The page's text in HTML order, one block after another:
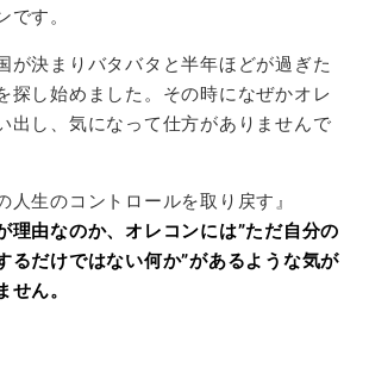
です。
が決まりバタバタと半年ほどが過ぎた
探し始めました。その時になぜかオレ
出し、気になって仕方がありませんで
人生のコントロールを取り戻す』
理由なのか、オレコンには”ただ自分の
るだけではない何か”があるような気が
せん。